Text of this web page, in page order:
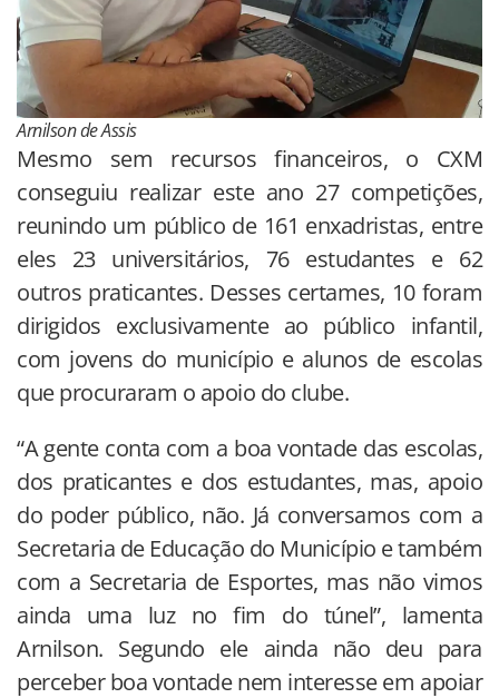
Arnilson de Assis
Mesmo sem recursos financeiros, o CXM
conseguiu realizar este ano 27 competições,
reunindo um público de 161 enxadristas, entre
eles 23 universitários, 76 estudantes e 62
outros praticantes. Desses certames, 10 foram
dirigidos exclusivamente ao público infantil,
com jovens do município e alunos de escolas
que procuraram o apoio do clube.
“A gente conta com a boa vontade das escolas,
dos praticantes e dos estudantes, mas, apoio
do poder público, não. Já conversamos com a
Secretaria de Educação do Município e também
com a Secretaria de Esportes, mas não vimos
ainda uma luz no fim do túnel”, lamenta
Arnilson. Segundo ele ainda não deu para
perceber boa vontade nem interesse em apoiar